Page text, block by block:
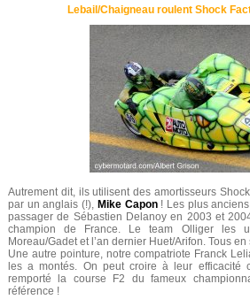
Lebail/Chaigneau roulent Shock
Autrement dit, ils utilisent des amortisseurs
par un anglais (!), Mike Capon! Les plus anciens
passager de Sébastien Delanoy en 2003 et
champion de France. Le team Olliger les
Moreau/Gadet et l’an dernier Huet/Arifon. Tous
Une autre pointure, notre compatriote Franck
les a montés. On peut croire à leur
remporté la course F2 du fameux
référence !